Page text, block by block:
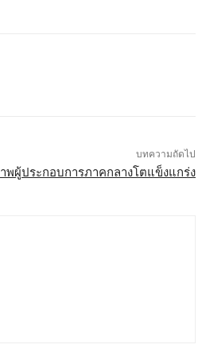
บทความถัดไป
ผู้ประกอบการภาคกลางโตแข็งแกร่ง